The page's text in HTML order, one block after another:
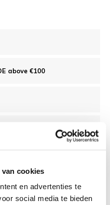
cookies
en advertenties te
social media te bieden
above €100
chat Whatsapp